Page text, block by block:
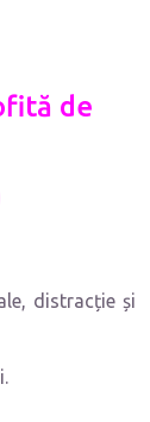
ă de
distracție și